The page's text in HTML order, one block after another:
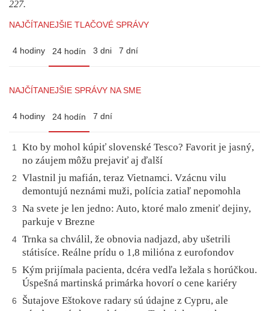
227.
NAJČÍTANEJŠIE TLAČOVÉ SPRÁVY
4 hodiny 24 hodín 3 dni 7 dní
NAJČÍTANEJŠIE SPRÁVY NA SME
4 hodiny 24 hodín 7 dní
1
Kto by mohol kúpiť slovenské Tesco? Favorit je jasný,
no záujem môžu prejaviť aj ďalší
2
Vlastnil ju mafián, teraz Vietnamci. Vzácnu vilu
demontujú neznámi muži, polícia zatiaľ nepomohla
3
Na svete je len jedno: Auto, ktoré malo zmeniť dejiny,
parkuje v Brezne
4 Trnka sa chválil, že obnovia nadjazd, aby ušetrili
státisíce. Reálne prídu o 1,8 milióna z eurofondov
5
Kým prijímala pacienta, dcéra vedľa ležala s horúčkou.
Úspešná martinská primárka hovorí o cene kariéry
6
Šutajove Eštokove radary sú údajne z Cypru, ale